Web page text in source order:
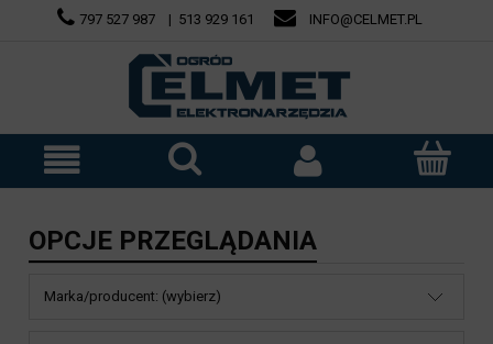
797 527 987 | 513 929 161 INFO@CELMET.PL
OPCJE PRZEGLĄDANIA
Marka/producent: (wybierz)